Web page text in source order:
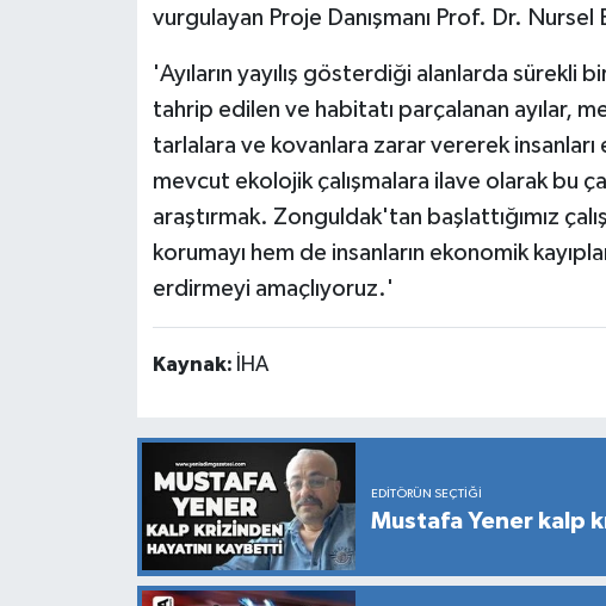
vurgulayan Proje Danışmanı Prof. Dr.
'Ayıların yayılış gösterdiği alanlarda sürekli
tahrip edilen ve habitatı parçalanan ayılar,
tarlalara ve kovanlara zarar vererek
mevcut ekolojik çalışmalara ilave olarak bu
araştırmak. Zonguldak'tan başlattığımız
korumayı hem de insanların ekonomik
erdirmeyi amaçlıyoruz.'
Kaynak: İHA
EDITÖRÜN SEÇTIĞI
Mustafa Yener kalp